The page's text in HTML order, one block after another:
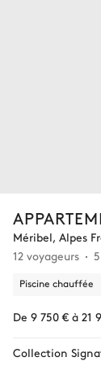
Méribel, Alpes
12 voyageurs
Piscine chauffée
De 9 750 € à 21
Collection